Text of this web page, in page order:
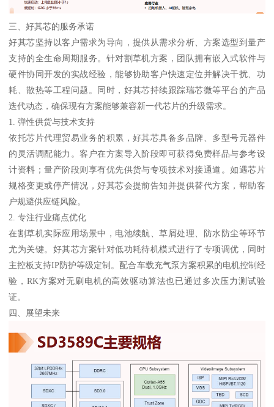
三、好其芯的服务承诺
好其芯坚持以客户需求为导向，提供从需求分析、方案选型到量产
支持的全生命周期服务。针对割草机方案，团队拥有嵌入式软件与
硬件协同开发的实战经验，能够协助客户快速定位并解决干扰、功
耗、散热等工程问题。同时，好其芯持续跟踪瑞芯微等平台的产品
迭代动态，确保现有方案能够兼容新一代芯片的升级需求。
1. 弹性供货与技术支持
依托芯片代理贸易业务的积累，好其芯具备多品牌、多型号元器件
的灵活调配能力。客户在方案导入阶段即可获得免费样品与参考设
计资料；量产阶段则享有优先供货与专项技术对接通道。如遇芯片
规格变更或停产情况，好其芯会提前告知并提供替代方案，帮助客
户规避供应链风险。
2. 专注行业痛点优化
在割草机实际应用场景中，电池续航、草屑处理、防水防尘等环节
尤为关键。好其芯方案针对低功耗待机模式进行了专项调优，同时
主控板支持IP防护等级定制。配合车载充气泵方案积累的电机控制经
验，RK方案对无刷电机的高效驱动算法也已通过多次压力测试验
证。
四、展望未来